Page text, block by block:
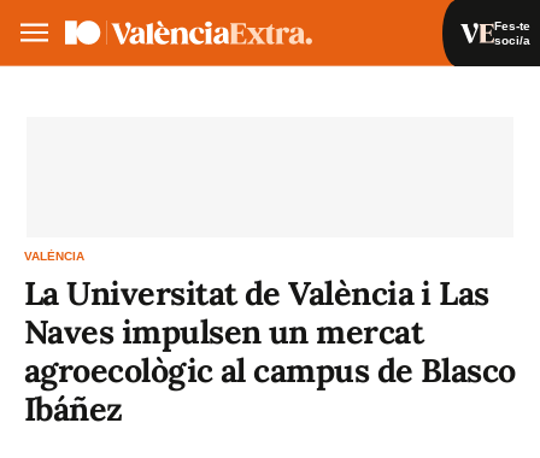
Fes-te
soci/a
VALÈNCIA
La Universitat de València i Las
Naves impulsen un mercat
agroecològic al campus de Blasco
Ibáñez